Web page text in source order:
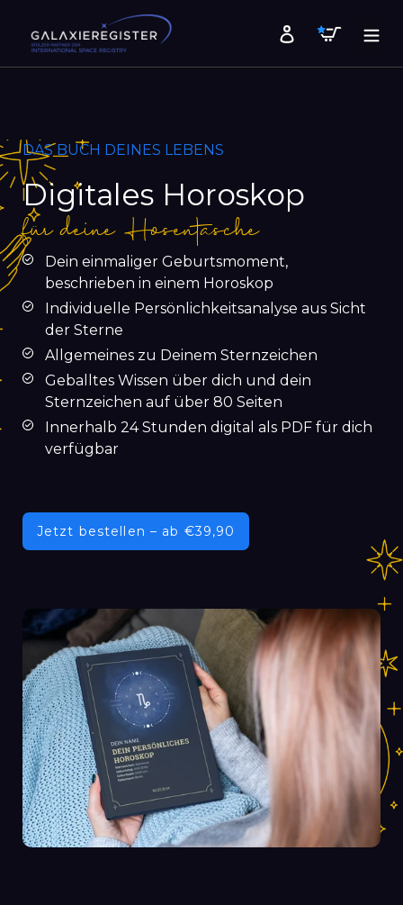
zum
Inhalt
Einloggen
DAS BUCH DEINES LEBENS
Digitales Horoskop
für deine Hosentasche
Dein einmaliger Geburtsmoment,
beschrieben in einem Horoskop
Individuelle Persönlichkeitsanalyse aus Sicht
der Sterne
Allgemeines zu Deinem Sternzeichen
Geballtes Wissen über dich und dein
Sternzeichen auf über 80 Seiten
Innerhalb 24 Stunden digital als PDF für dich
verfügbar
Jetzt bestellen – ab €39,90